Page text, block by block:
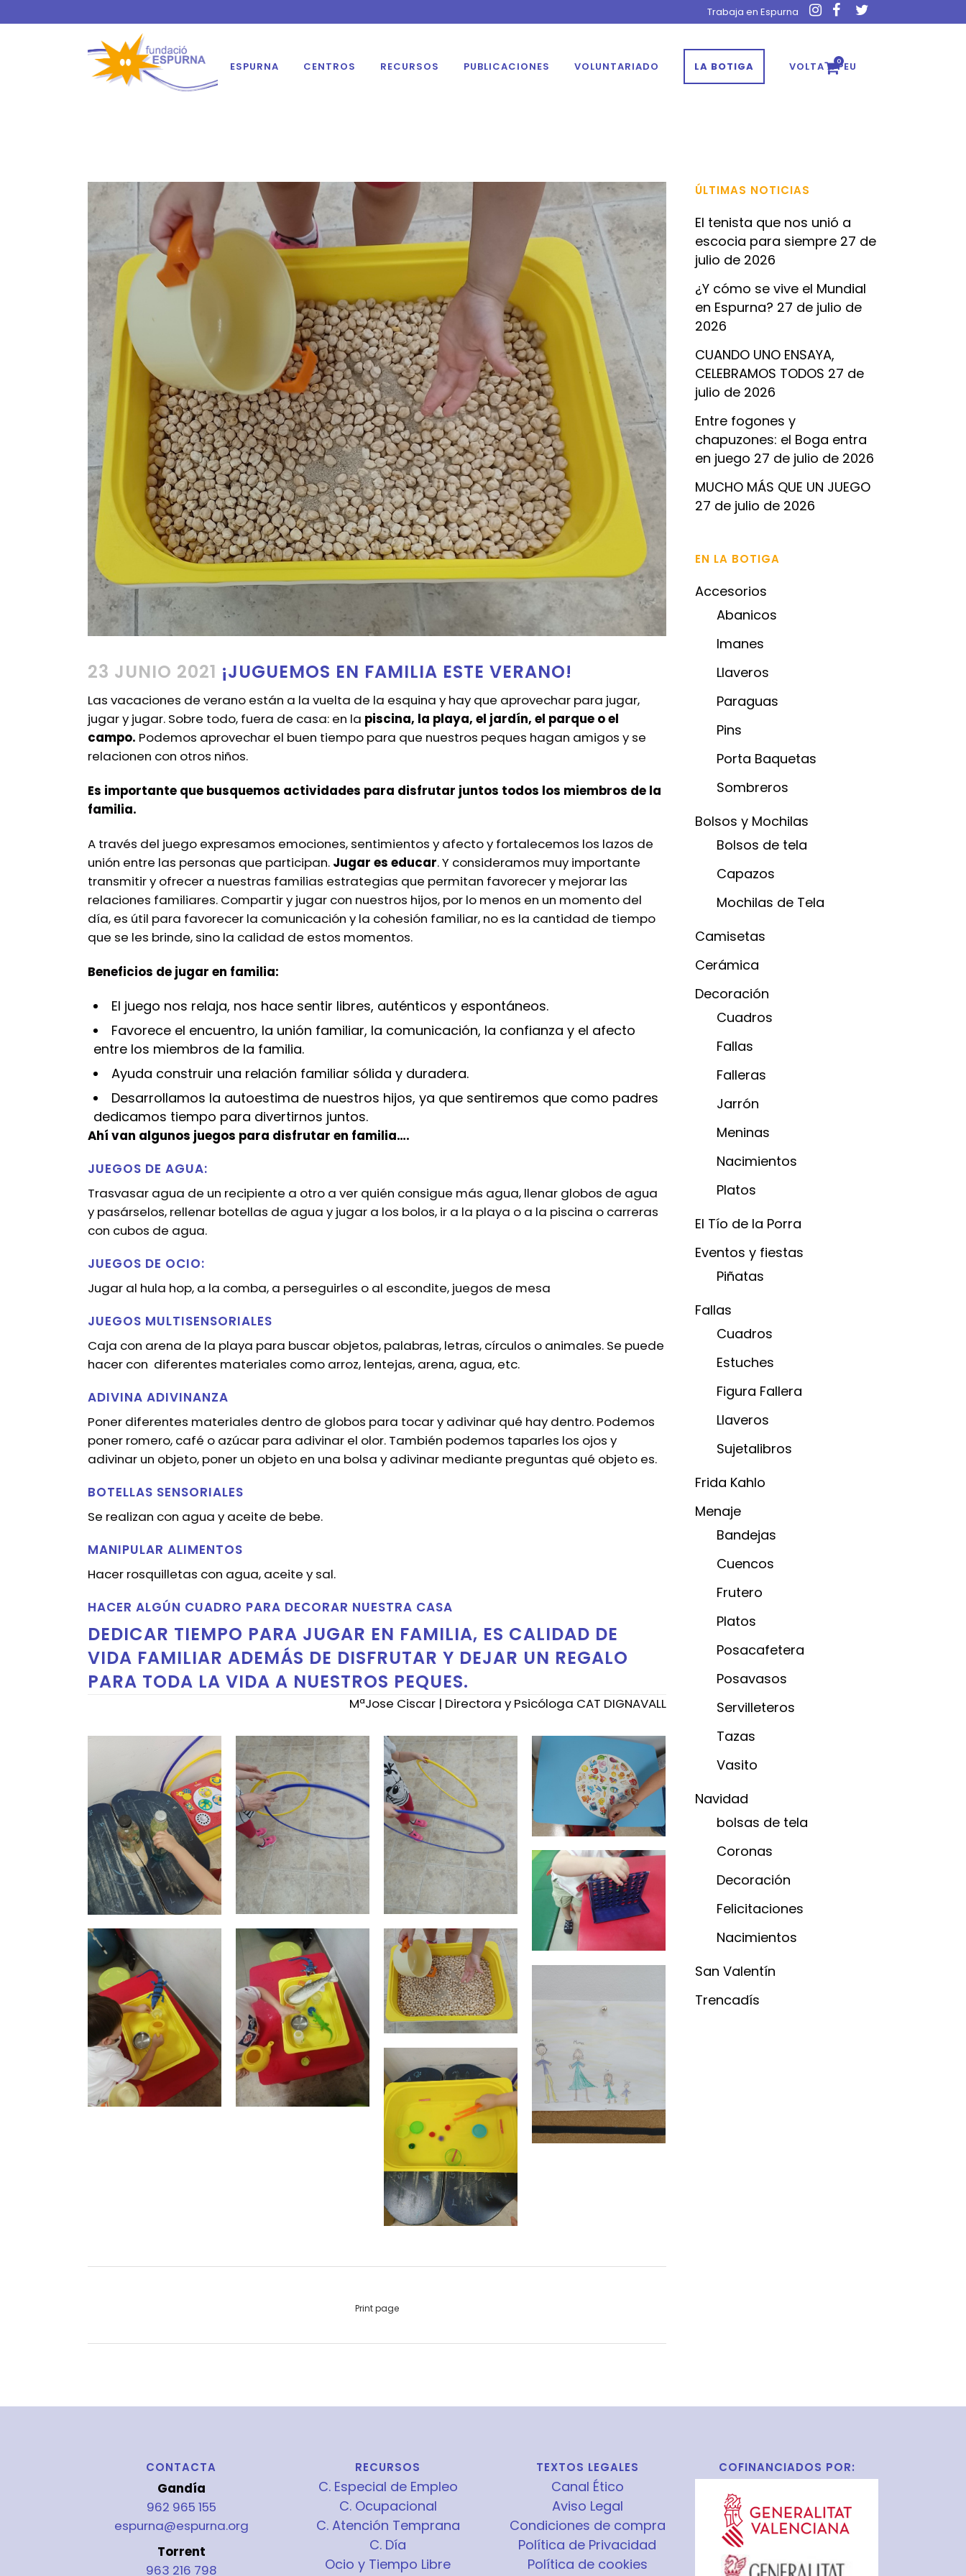
Trabaja en Espurna
0
ESPURNA CENTROS RECURSOS PUBLICACIONES VOLUNTARIADO LA BOTIGA VOLTA A PEU
23 JUNIO 2021 ¡JUGUEMOS EN FAMILIA ESTE VERANO!
Las vacaciones de verano están a la vuelta de la esquina y hay que aprovechar para jugar,
jugar y jugar. Sobre todo, fuera de casa: en la piscina, la playa, el jardín, el parque o el
campo. Podemos aprovechar el buen tiempo para que nuestros peques hagan amigos y se
relacionen con otros niños.
Es importante que busquemos actividades para disfrutar juntos todos los miembros de la
familia.
A través del juego expresamos emociones, sentimientos y afecto y fortalecemos los lazos de
unión entre las personas que participan. Jugar es educar. Y consideramos muy importante
transmitir y ofrecer a nuestras familias estrategias que permitan favorecer y mejorar las
relaciones familiares. Compartir y jugar con nuestros hijos, por lo menos en un momento del
día, es útil para favorecer la comunicación y la cohesión familiar, no es la cantidad de tiempo
que se les brinde, sino la calidad de estos momentos.
Beneficios de jugar en familia:
El juego nos relaja, nos hace sentir libres, auténticos y espontáneos.
Favorece el encuentro, la unión familiar, la comunicación, la confianza y el afecto
entre los miembros de la familia.
Ayuda construir una relación familiar sólida y duradera.
Desarrollamos la autoestima de nuestros hijos, ya que sentiremos que como padres
dedicamos tiempo para divertirnos juntos.
Ahí van algunos juegos para disfrutar en familia….
JUEGOS DE AGUA:
Trasvasar agua de un recipiente a otro a ver quién consigue más agua, llenar globos de agua
y pasárselos, rellenar botellas de agua y jugar a los bolos, ir a la playa o a la piscina o carreras
con cubos de agua.
JUEGOS DE OCIO:
Jugar al hula hop, a la comba, a perseguirles o al escondite, juegos de mesa
JUEGOS MULTISENSORIALES
Caja con arena de la playa para buscar objetos, palabras, letras, círculos o animales. Se puede
hacer con diferentes materiales como arroz, lentejas, arena, agua, etc.
ADIVINA ADIVINANZA
Poner diferentes materiales dentro de globos para tocar y adivinar qué hay dentro. Podemos
poner romero, café o azúcar para adivinar el olor. También podemos taparles los ojos y
adivinar un objeto, poner un objeto en una bolsa y adivinar mediante preguntas qué objeto es.
BOTELLAS SENSORIALES
Se realizan con agua y aceite de bebe.
MANIPULAR ALIMENTOS
Hacer rosquilletas con agua, aceite y sal.
HACER ALGÚN CUADRO PARA DECORAR NUESTRA CASA
DEDICAR TIEMPO PARA JUGAR EN FAMILIA, ES CALIDAD DE
VIDA FAMILIAR ADEMÁS DE DISFRUTAR Y DEJAR UN REGALO
PARA TODA LA VIDA A NUESTROS PEQUES.
MªJose Ciscar | Directora y Psicóloga CAT DIGNAVALL
Print page
ÚLTIMAS NOTICIAS
El tenista que nos unió a
escocia para siempre 27 de
julio de 2026
¿Y cómo se vive el Mundial
en Espurna? 27 de julio de
2026
CUANDO UNO ENSAYA,
CELEBRAMOS TODOS 27 de
julio de 2026
Entre fogones y
chapuzones: el Boga entra
en juego 27 de julio de 2026
MUCHO MÁS QUE UN JUEGO
27 de julio de 2026
EN LA BOTIGA
Accesorios
Abanicos
Imanes
Llaveros
Paraguas
Pins
Porta Baquetas
Sombreros
Bolsos y Mochilas
Bolsos de tela
Capazos
Mochilas de Tela
Camisetas
Cerámica
Decoración
Cuadros
Fallas
Falleras
Jarrón
Meninas
Nacimientos
Platos
El Tío de la Porra
Eventos y fiestas
Piñatas
Fallas
Cuadros
Estuches
Figura Fallera
Llaveros
Sujetalibros
Frida Kahlo
Menaje
Bandejas
Cuencos
Frutero
Platos
Posacafetera
Posavasos
Servilleteros
Tazas
Vasito
Navidad
bolsas de tela
Coronas
Decoración
Felicitaciones
Nacimientos
San Valentín
Trencadís
CONTACTA
Gandía
962 965 155
espurna@espurna.org
Torrent
963 216 798
RECURSOS
C. Especial de Empleo
C. Ocupacional
C. Atención Temprana
C. Día
Ocio y Tiempo Libre
TEXTOS LEGALES
Canal Ético
Aviso Legal
Condiciones de compra
Política de Privacidad
Política de cookies
COFINANCIADOS POR: